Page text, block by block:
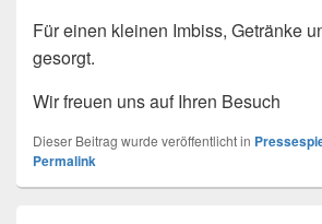
Für einen kleinen Imbiss, Getränke
gesorgt.
Wir freuen uns auf Ihren Besuch
Dieser Beitrag wurde veröffentlicht in
Permalink